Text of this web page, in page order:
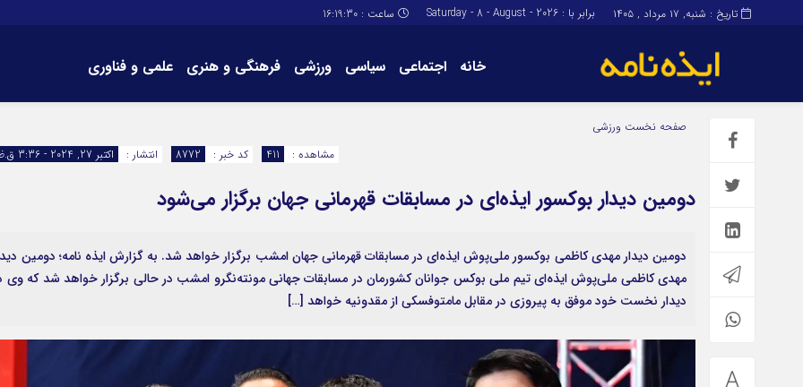
تاریخ : شنبه, ۱۷ مرداد , ۱۴۰۵ برابر با : Saturday - 8 - August - 2026 ساعت : 16:19:30
خانه اجتماعی سیاسی ورزشی فرهنگی و هنری علمی و فناوری
برگه نمونهصفحه نخست ورزشی
انتشار :
اکتبر 27, 2024 - 3:36 ق.ظ کد خبر : 8772 مشاهده : 411
دومین دیدار بوکسور ایذه‌ای در مسابقات قهرمانی جهان برگزار می‌شود
دومین دیدار مهدی کاظمی بوکسور ملی‌پوش ایذه‌ای در مسابقات قهرمانی جهان امشب برگزار خواهد شد. به گزارش ایذه نامه؛ دومین
مهدی کاظمی ملی‌پوش ایذه‌ای تیم ملی بوکس جوانان کشورمان در مسابقات جهانی مونته‌نگرو امشب در حالی برگزار خواهد شد که وی
دیدار نخست خود موفق به پیروزی در مقابل مامتوفسکی از مقدونیه خواهد […]